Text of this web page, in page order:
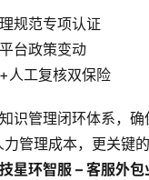
规范专项认证
台政策变动
人工复核双保险
识管理闭环体系，
管理成本，更关键
星环智服 – 客服外包